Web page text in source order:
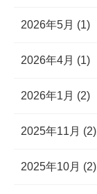
2026年5月 (1)
2026年4月 (1)
2026年1月 (2)
2025年11月 (2)
2025年10月 (2)